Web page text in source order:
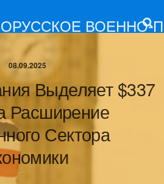
ВОЕННО-
08.09.2025
Выделяет $337
Расширение
Сектора